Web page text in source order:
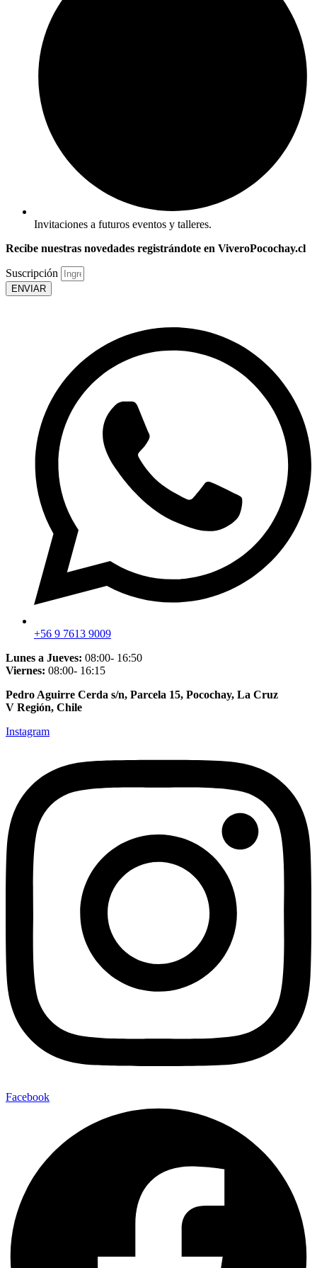
Invitaciones a futuros eventos y talleres.
Recibe nuestras novedades registrándote en ViveroPocochay.cl
Suscripción
ENVIAR
+56 9 7613 9009
Lunes a Jueves: 08:00- 16:50
Viernes: 08:00- 16:15
Pedro Aguirre Cerda s/n, Parcela 15, Pocochay, La Cruz
V Región, Chile
Instagram
Facebook